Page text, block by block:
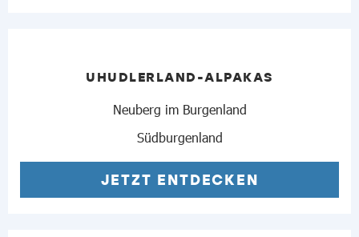
UHUDLERLAND-ALPAKAS
Neuberg im Burgenland
Südburgenland
JETZT ENTDECKEN